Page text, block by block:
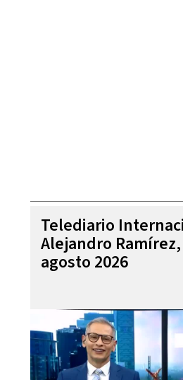
Telediario
Alejandro
agosto 2026